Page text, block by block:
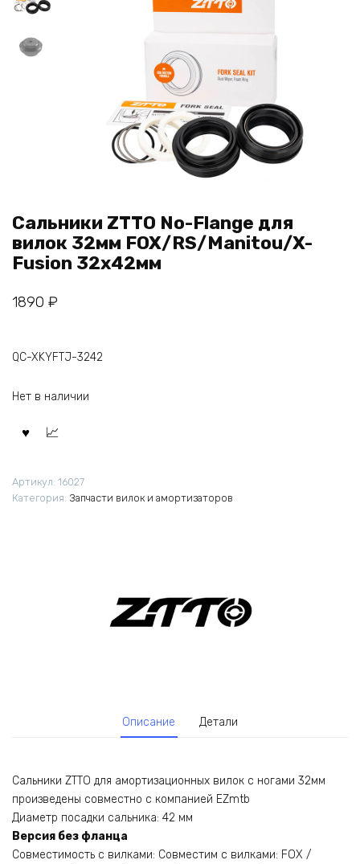
Сальники ZTTO No-Flange для
вилок 32мм FOX/RS/Manitou/X-
Fusion 32x42мм
1890 ₽
QC-XKYFTJ-3242
Нет в наличии
Артикул: 16027
Категория: Запчасти вилок и амортизаторов
Описание Детали
Сальники ZTTO для амортизационных вилок с ногами 32мм
произведены совместно с компанией EZmtb
Диаметр посадки сальника: 42 мм
Версия без фланца
Совместимость с вилками: Совместим с вилками: FOX /